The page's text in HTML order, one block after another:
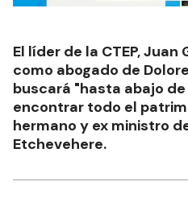
El líder de la CTEP,
como abogado de
buscará "hasta abajo
encontrar todo el
hermano y ex ministro
Etchevehere.